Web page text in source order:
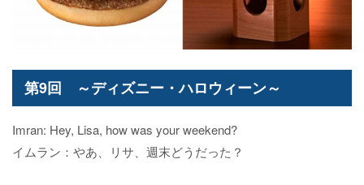
第9回 ～ディズニー・ハロウィーン～
Imran: Hey, Lisa, how was your weekend?
イムラン：やあ、リサ、週末どうだった？